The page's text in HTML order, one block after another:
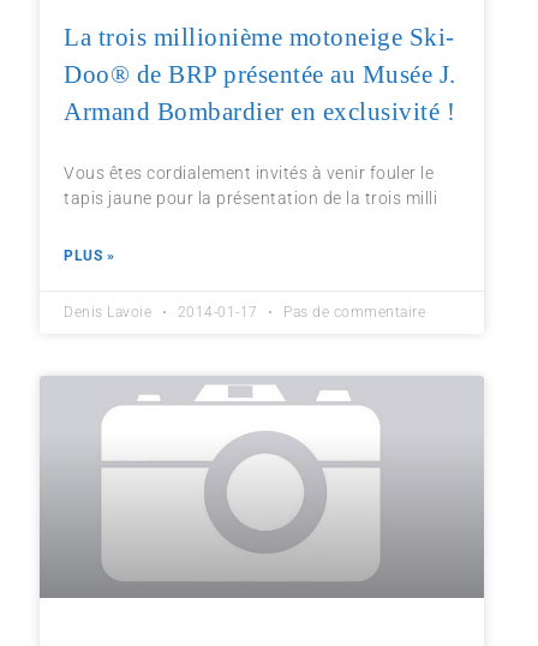
La trois millionième motoneige Ski-
Doo® de BRP présentée au Musée J.
Armand Bombardier en exclusivité !
Vous êtes cordialement invités à venir fouler le
tapis jaune pour la présentation de la trois milli
PLUS »
Denis Lavoie 2014-01-17 Pas de commentaire